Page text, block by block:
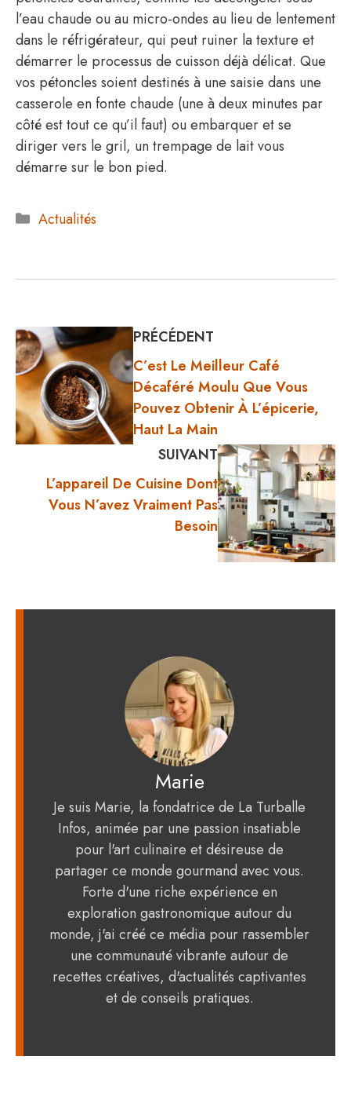
l’eau chaude ou au micro-ondes au lieu de lentement
dans le réfrigérateur, qui peut ruiner la texture et
démarrer le processus de cuisson déjà délicat. Que
vos pétoncles soient destinés à une saisie dans une
casserole en fonte chaude (une à deux minutes par
côté est tout ce qu’il faut) ou embarquer et se
diriger vers le gril, un trempage de lait vous
démarre sur le bon pied.
Catégories
Actualités
PRÉCÉDENT
C’est Le Meilleur Café
Décaféré Moulu Que Vous
Pouvez Obtenir À L’épicerie,
Haut La Main
SUIVANT
L’appareil De Cuisine Dont
Vous N’avez Vraiment Pas
Besoin
Marie
Je suis Marie, la fondatrice de La Turballe
Infos, animée par une passion insatiable
pour l'art culinaire et désireuse de
partager ce monde gourmand avec vous.
Forte d'une riche expérience en
exploration gastronomique autour du
monde, j'ai créé ce média pour rassembler
une communauté vibrante autour de
recettes créatives, d'actualités captivantes
et de conseils pratiques.